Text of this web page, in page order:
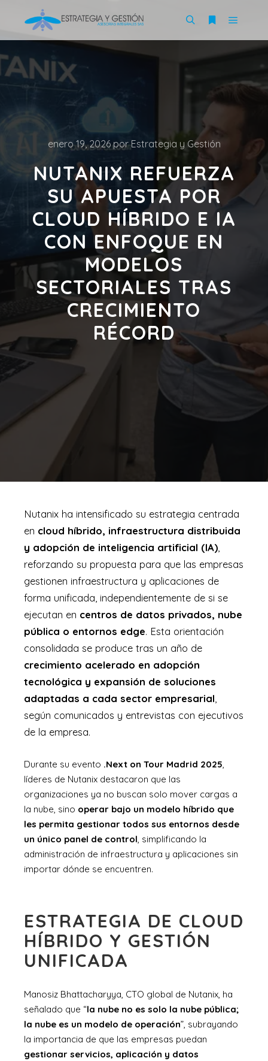
enero 19, 2026porEstrategia y Gestión
NUTANIX REFUERZA
SU APUESTA POR
CLOUD HÍBRIDO E IA
CON ENFOQUE EN
MODELOS
SECTORIALES TRAS
CRECIMIENTO
RÉCORD
Nutanix ha intensificado su estrategia centrada
en cloud híbrido, infraestructura distribuida
y adopción de inteligencia artificial (IA)
reforzando su propuesta para que las empresas
gestionen infraestructura y aplicaciones de
forma unificada, independientemente de si se
ejecutan en centros de datos privados, nube
pública o entornos edge. Esta orientación
consolidada se produce tras un año de
crecimiento acelerado en adopción
tecnológica y expansión de soluciones
adaptadas a cada sector empresarial
según comunicados y entrevistas con ejecutivos
de la empresa.
Durante su evento .Next on Tour Madrid 2025
líderes de Nutanix destacaron que las
organizaciones ya no buscan solo mover cargas a
la nube, sino operar bajo un modelo híbrido que
les permita gestionar todos sus entornos desde
un único panel de control , simplificando la
administración de infraestructura y aplicaciones sin
importar dónde se encuentren.
ESTRATEGIA DE CLOUD
HÍBRIDO Y GESTIÓN
UNIFICADA
Manosiz Bhattacharyya, CTO global de Nutanix, ha
señalado que “la nube no es solo la nube pública;
la nube es un modelo de operación”, subrayando
la importancia de que las empresas puedan
gestionar servicios, aplicación y datos